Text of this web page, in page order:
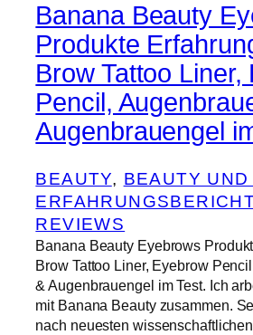
Banana Beauty
Produkte
Brow Tattoo Liner,
Pencil,
Augenbrauengel
BEAUTY, BEAUTY
REVIEWS
Banana Beauty Eyebrows
Brow Tattoo Liner, Eyebrow
& Augenbrauengel im Test. Ich
mit Banana Beauty zusammen.
nach neuesten